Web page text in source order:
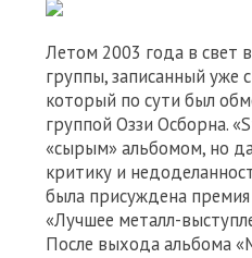
Летом 2003 года в свет
группы, записанный уже
который по сути был
группой Оззи Осборна.
«сырым» альбомом, но
критику и
была присуждена
«Лучшее металл-
После выхода альбома